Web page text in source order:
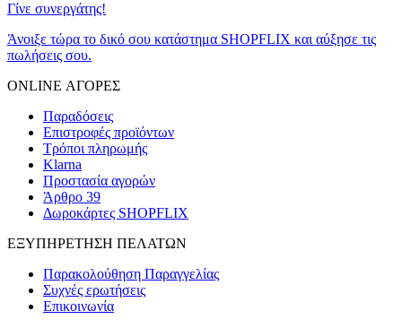
Γίνε συνεργάτης!
Άνοιξε τώρα το δικό σου κατάστημα SHOPFLIX και αύξησε τις
πωλήσεις σου.
ONLINE ΑΓΟΡΕΣ
Παραδόσεις
Επιστροφές προϊόντων
Τρόποι πληρωμής
Klarna
Προστασία αγορών
Άρθρο 39
Δωροκάρτες SHOPFLIX
ΕΞΥΠΗΡΕΤΗΣΗ ΠΕΛΑΤΩΝ
Παρακολούθηση Παραγγελίας
Συχνές ερωτήσεις
Επικοινωνία